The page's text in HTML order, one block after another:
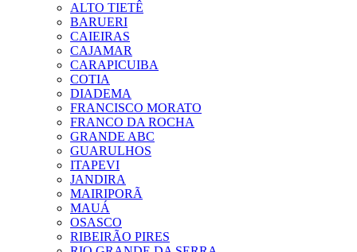
ALTO TIETÊ
BARUERI
CAIEIRAS
CAJAMAR
CARAPICUIBA
COTIA
DIADEMA
FRANCISCO MORATO
FRANCO DA ROCHA
GRANDE ABC
GUARULHOS
ITAPEVI
JANDIRA
MAIRIPORÃ
MAUÁ
OSASCO
RIBEIRÃO PIRES